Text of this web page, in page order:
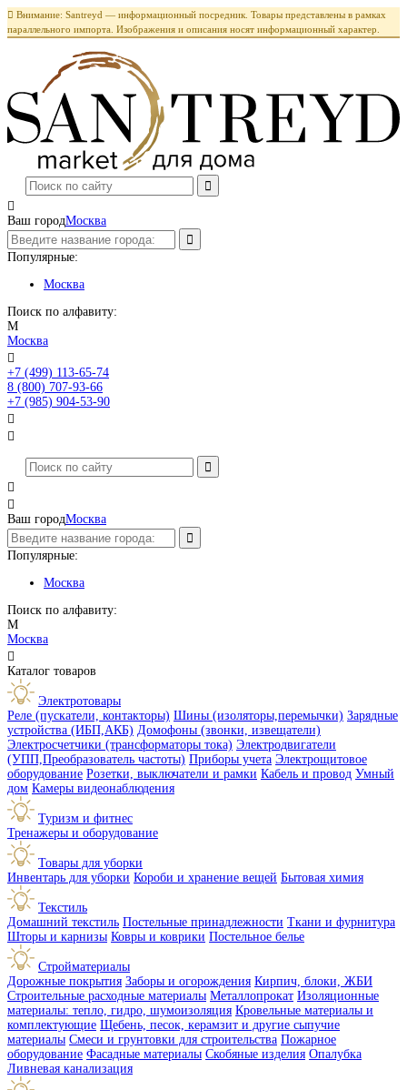
 Внимание: Santreyd — информационный посредник. Товары представлены в рамках
параллельного импорта. Изображения и описания носят информационный характер.

Ваш городМосква
Популярные:
Москва
Поиск по алфавиту:
М
Москва

+7 (499) 113-65-74
8 (800) 707-93-66
+7 (985) 904-53-90




Ваш городМосква
Популярные:
Москва
Поиск по алфавиту:
М
Москва

Каталог товаров
Электротовары
Реле (пускатели, контакторы) Шины (изоляторы,перемычки) Зарядные
устройства (ИБП,АКБ) Домофоны (звонки, извещатели)
Электросчетчики (трансформаторы тока) Электродвигатели
(УПП,Преобразователь частоты) Приборы учета Электрощитовое
оборудование Розетки, выключатели и рамки Кабель и провод Умный
дом Камеры видеонаблюдения
Туризм и фитнес
Тренажеры и оборудование
Товары для уборки
Инвентарь для уборки Короби и хранение вещей Бытовая химия
Текстиль
Домашний текстиль Постельные принадлежности Ткани и фурнитура
Шторы и карнизы Ковры и коврики Постельное белье
Стройматериалы
Дорожные покрытия Заборы и огорождения Кирпич, блоки, ЖБИ
Строительные расходные материалы Металлопрокат Изоляционные
материалы: тепло, гидро, шумоизоляция Кровельные материалы и
комплектующие Щебень, песок, керамзит и другие сыпучие
материалы Смеси и грунтовки для строительства Пожарное
оборудование Фасадные материалы Скобяные изделия Опалубка
Ливневая канализация